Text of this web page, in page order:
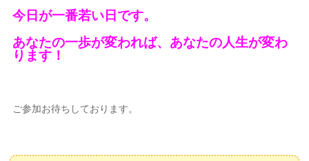
今日が一番若い日です。
あなたの一歩が変われば、あなたの人生が変わ
ります！
ご参加お待ちしております。